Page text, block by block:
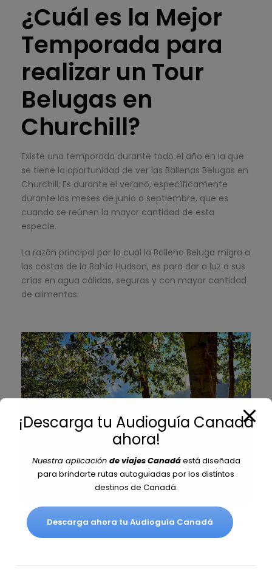
¿Cuál es la Mejor
Temporada para
realizar un Tour
Belugas en
Churchill?
Existe una temporada durante todo el año en la que
se tiene la oportunidad de ver las Ballenas Belugas en
Churchill; Es durante el verano, específicamente
durante los meses de junio a septiembre, que es
cuando se reúnen la mayor cantidad de esta
especie.
La razón principal por la cual la Ballena Beluga migra a
las costas de la Bahía Hudson, es para dar a luz a sus
crías en agua cálidas, seguras y con mayor cantidad
de alimentos.
¡Descarga tu Audioguía Canadá
ahora!
Nuestra aplicación de viajes Canadáestá diseñada
para brindarte rutas autoguiadas por los distintos
destinos de Canadá.
Descarga ahora tu Audioguía Canadá